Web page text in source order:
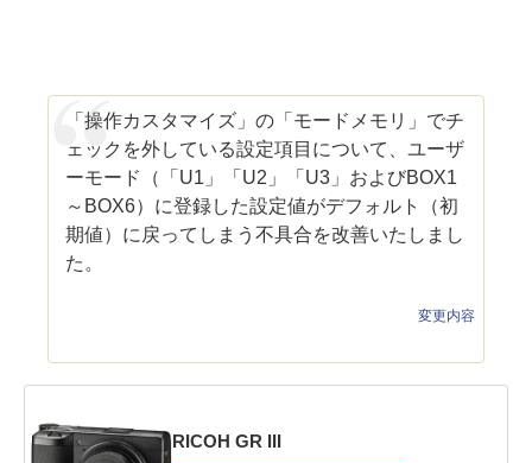
「操作カスタマイズ」の「モードメモリ」でチ
ェックを外している設定項目について、ユーザ
ーモード（「U1」「U2」「U3」およびBOX1
～BOX6）に登録した設定値がデフォルト（初
期値）に戻ってしまう不具合を改善いたしまし
た。
変更内容
RICOH GR III